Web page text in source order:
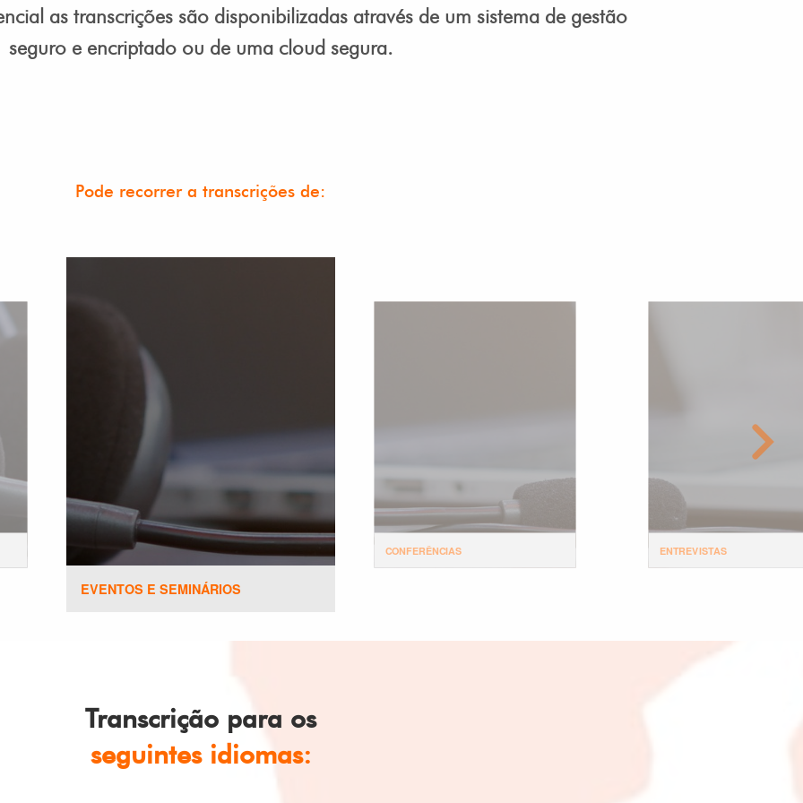
as transcrições são disponibilizadas através de um sistema de gestão
seguro e encriptado ou de uma cloud segura.
Pode recorrer a transcrições de:
EVENTOS E SEMINÁRIOS
CONFERÊNCIAS ENTREVISTAS
Transcrição para os
seguintes idiomas: